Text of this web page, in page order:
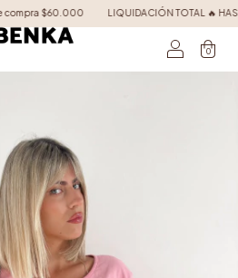
$60.000 LIQUIDACIÓN TOTAL 🔥 HASTA
0